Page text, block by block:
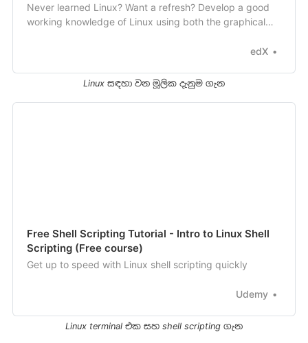
Never learned Linux? Want a refresh? Develop a good
working knowledge of Linux using both the graphical
edX
Linux සඳහා වන මූලික දැනුම ගැන
Free Shell Scripting Tutorial - Intro to Linux Shell
Scripting (Free course)
Get up to speed with Linux shell scripting quickly
Udemy
Linux terminal එක සහ shell scripting ගැන